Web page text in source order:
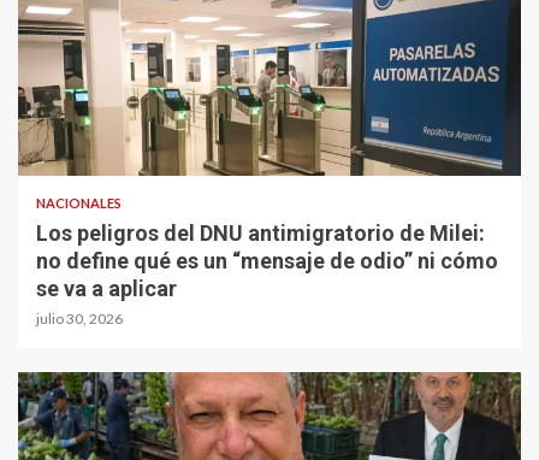
NACIONALES
Los peligros del DNU antimigratorio de Milei:
no define qué es un “mensaje de odio” ni cómo
se va a aplicar
julio 30, 2026